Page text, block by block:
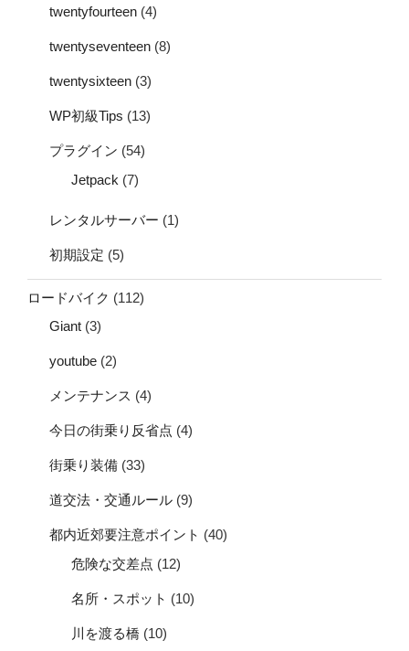
twentyfourteen (4)
twentyseventeen (8)
twentysixteen (3)
WP初級Tips (13)
プラグイン (54)
Jetpack (7)
レンタルサーバー (1)
初期設定 (5)
ロードバイク (112)
Giant (3)
youtube (2)
メンテナンス (4)
今日の街乗り反省点 (4)
街乗り装備 (33)
道交法・交通ルール (9)
都内近郊要注意ポイント (40)
危険な交差点 (12)
名所・スポット (10)
川を渡る橋 (10)